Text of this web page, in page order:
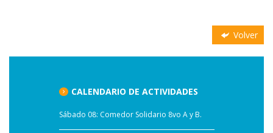
Volver
CALENDARIO DE ACTIVIDADES
Sábado 08: Comedor Solidario 8vo A y B.